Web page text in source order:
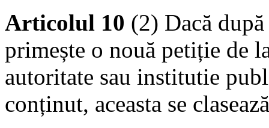
Articolul 10 (2) Dacă
primește o nouă petiție de
autoritate sau institutie
conținut, aceasta se